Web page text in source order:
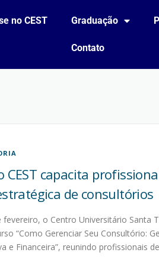
no CEST Graduação
Contato
CEST capacita
de consultórios
fevereiro, o Centro Universitário Santa
“Como Gerenciar Seu Consultório:
e Financeira”, reunindo profissionais